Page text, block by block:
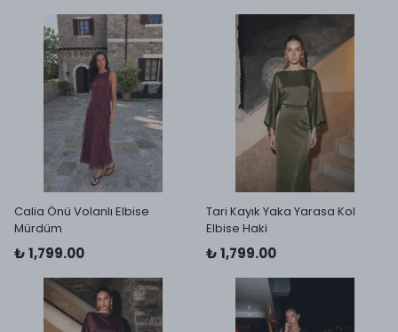
Calia Önü Volanlı Elbise
Mürdüm
₺ 1,799.00
Tari Kayık Yaka Yarasa Kol
Elbise Haki
₺ 1,799.00